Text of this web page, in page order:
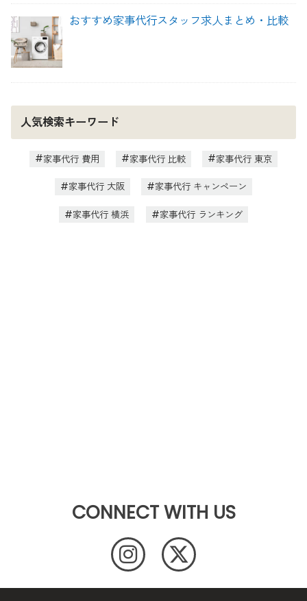
おすすめ家事代行スタッフ求人まとめ・比較
人気検索キーワード
家事代行 費用 家事代行 比較 家事代行 東京
家事代行 大阪 家事代行 キャンペーン
家事代行 横浜 家事代行 ランキング
CONNECT WITH US